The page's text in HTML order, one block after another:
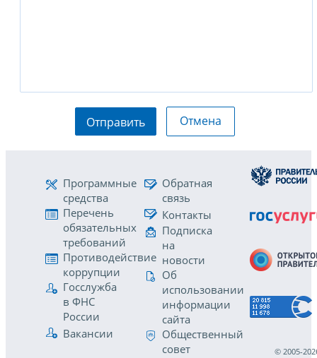
Отправить Отмена
Программные
средства
Перечень
обязательных
требований
Противодействие
коррупции
Госслужба
в ФНС
России
Вакансии
Обратная
связь
Контакты
Подписка
на
новости
Об
использовании
информации
сайта
Общественный
совет
© 2005-